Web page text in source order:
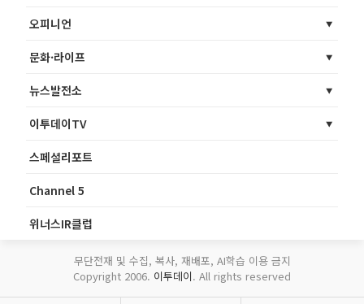
오피니언
문화·라이프
뉴스발전소
이투데이TV
스페셜리포트
Channel 5
위너스IR클럽
무단전재 및 수집, 복사, 재배포, AI학습 이용 금지
Copyright 2006. 이투데이. All rights reserved